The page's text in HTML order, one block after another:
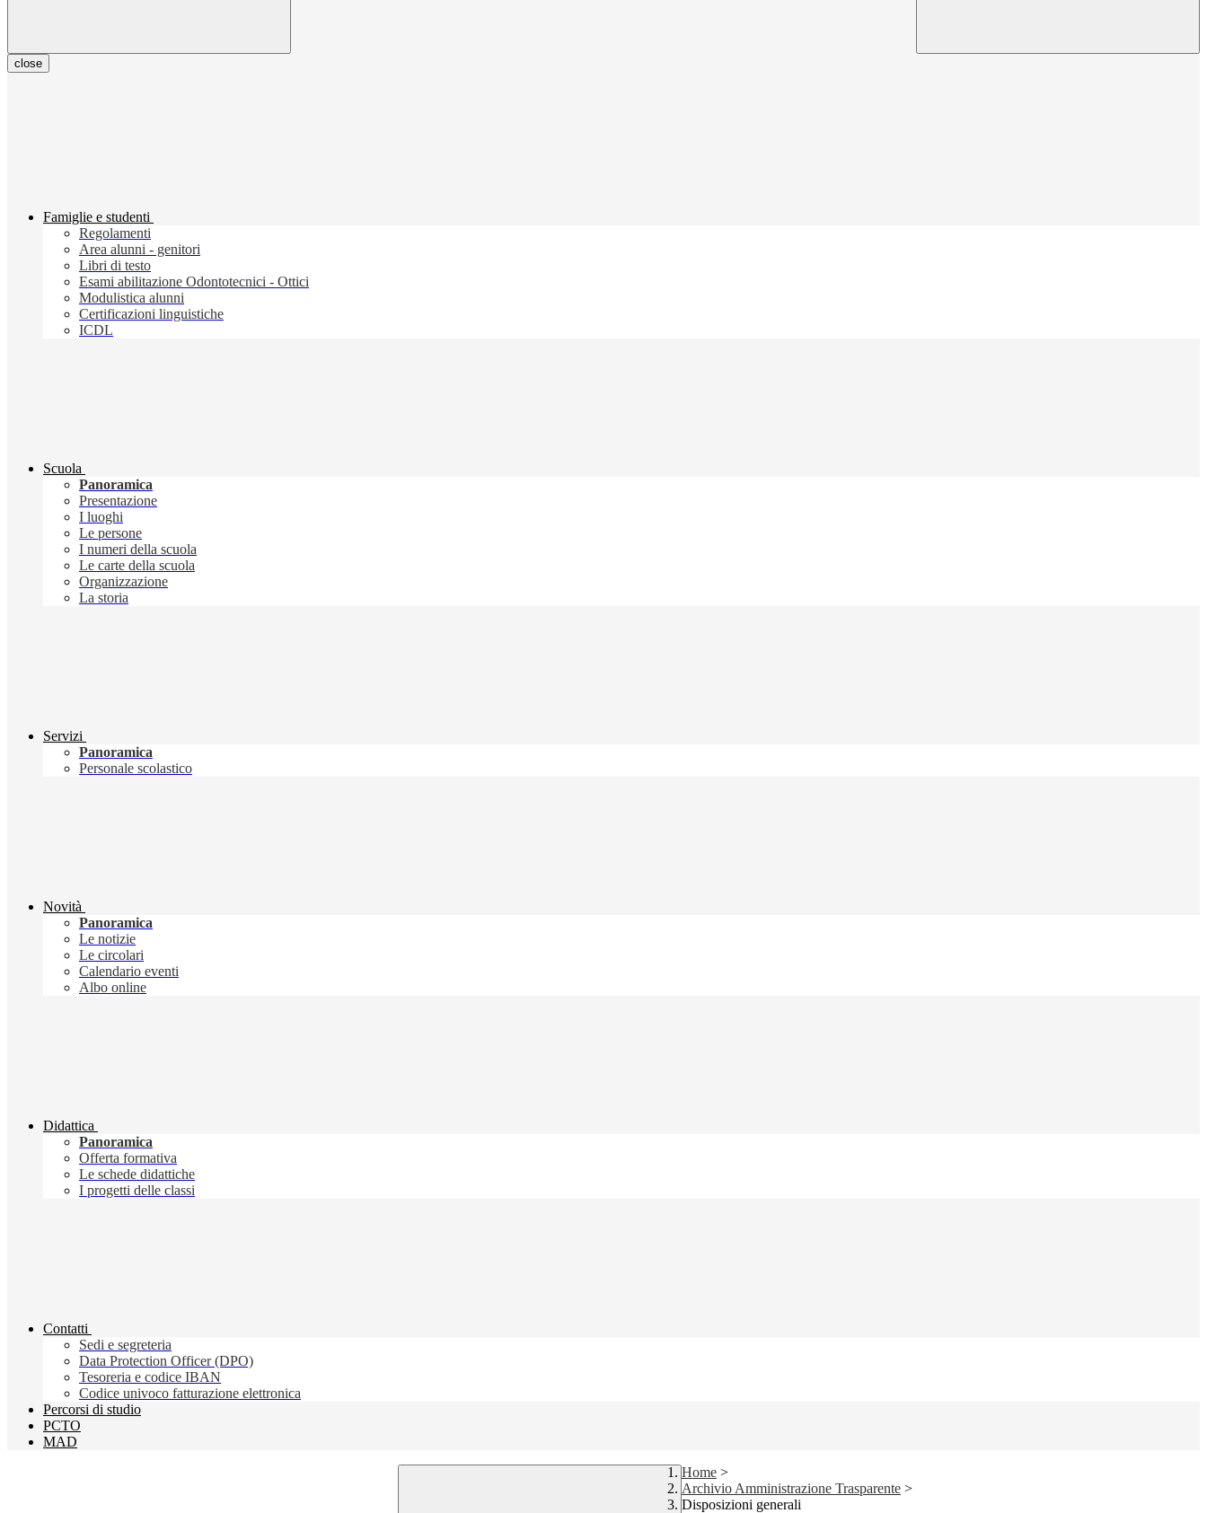
close
Famiglie e studenti
Regolamenti
Area alunni - genitori
Libri di testo
Esami abilitazione Odontotecnici - Ottici
Modulistica alunni
Certificazioni linguistiche
ICDL
Scuola
Panoramica
Presentazione
I luoghi
Le persone
I numeri della scuola
Le carte della scuola
Organizzazione
La storia
Servizi
Panoramica
Personale scolastico
Novità
Panoramica
Le notizie
Le circolari
Calendario eventi
Albo online
Didattica
Panoramica
Offerta formativa
Le schede didattiche
I progetti delle classi
Contatti
Sedi e segreteria
Data Protection Officer (DPO)
Tesoreria e codice IBAN
Codice univoco fatturazione elettronica
Percorsi di studio
PCTO
MAD
Home >
Archivio Amministrazione Trasparente >
Disposizioni generali